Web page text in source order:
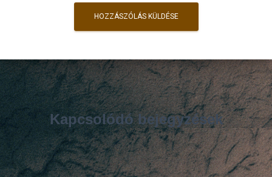
Kapcsolódó bejegyzések